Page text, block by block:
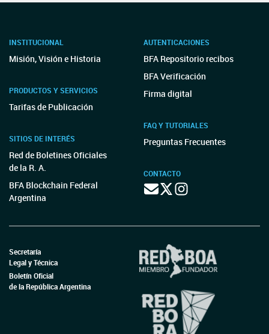
INSTITUCIONAL
Misión, Visión e Historia
PRODUCTOS Y SERVICIOS
Tarifas de Publicación
SITIOS DE INTERÉS
Red de Boletines Oficiales
de la R. A.
BFA Blockchain Federal
Argentina
AUTENTICACIONES
BFA Repositorio recibos
BFA Verificación
Firma digital
FAQ Y TUTORIALES
Preguntas Frecuentes
CONTACTO
Secretaría
Legal y Técnica
Boletín Oficial
de la República Argentina